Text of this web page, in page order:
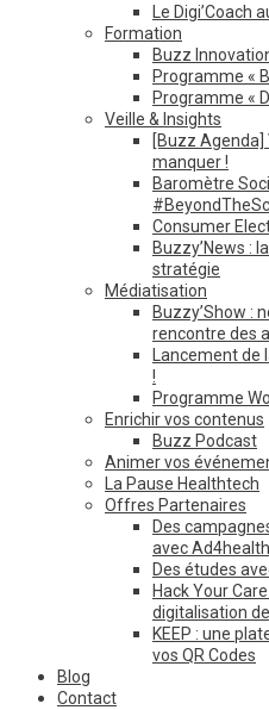
Le Digi’Coach
Formation
Buzz
Programme «
Programme «
Veille & Insights
[Buzz Agenda]
manquer !
Baromètre
Consumer
Buzzy’News :
stratégie
Médiatisation
Buzzy’Show :
rencontre des
Lancement de
!
Programme
Enrichir vos contenus
Buzz Podcast
Animer vos
La Pause Healthtech
Offres Partenaires
Des
avec Ad4health
Des études
Hack Your
digitalisation
KEEP : une
vos QR Codes
Blog
Contact